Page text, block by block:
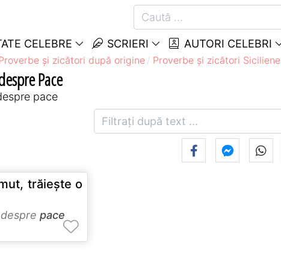
CELEBRE SCRIERI AUTORI CELEBRI
și zicători după origine Proverbe și zicători Siciliene
Pace
pace
trăieşte o
pace